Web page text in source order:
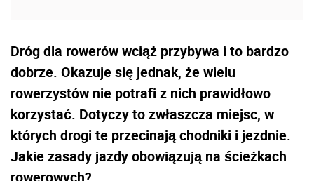
Dróg dla rowerów wciąż przybywa i to bardzo
dobrze. Okazuje się jednak, że wielu
rowerzystów nie potrafi z nich prawidłowo
korzystać. Dotyczy to zwłaszcza miejsc, w
których drogi te przecinają chodniki i jezdnie.
Jakie zasady jazdy obowiązują na ścieżkach
rowerowych?